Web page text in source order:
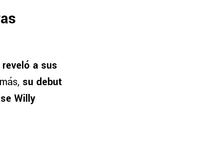
a sus
su debut
Willy